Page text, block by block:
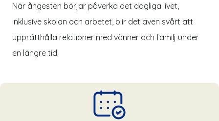
När ångesten börjar påverka det dagliga livet,
inklusive skolan och arbetet, blir det även svårt att
upprätthålla relationer med vänner och familj under
en längre tid.